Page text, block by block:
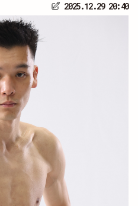
2025.12.29 20:40